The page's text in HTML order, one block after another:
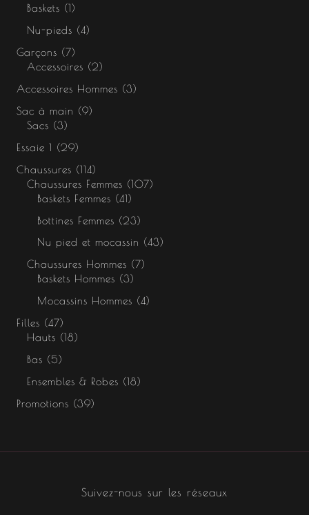
Baskets
1
Nu-pieds
4
Garçons
7
Accessoires
2
Accessoires Hommes
3
Sac à main
9
Sacs
3
Essaie 1
29
Chaussures
114
Chaussures Femmes
107
Baskets Femmes
41
Bottines Femmes
23
Nu pied et mocassin
43
Chaussures Hommes
7
Baskets Hommes
3
Mocassins Hommes
4
Filles
47
Hauts
18
Bas
5
Ensembles & Robes
18
Promotions
39
Suivez-nous sur les réseaux